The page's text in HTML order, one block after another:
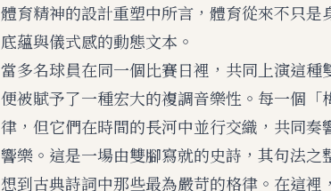
體育精神的設計重塑中所言，體育從來不只是
底蘊與儀式感的動態文本。
當多名球員在同一個比賽日裡，共同上演這
便被賦予了一種宏大的複調音樂性。每一個「
律，但它們在時間的長河中並行交織，共同奏
響樂。這是一場由雙腳寫就的史詩，其句法之
想到古典詩詞中那些最為嚴苛的格律。在這裡